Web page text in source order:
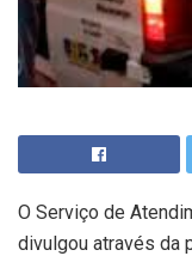
O Serviço de
divulgou através da